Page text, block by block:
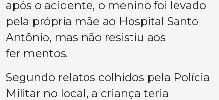
após o acidente, o menino foi levado
pela própria mãe ao Hospital Santo
Antônio, mas não resistiu aos
ferimentos.
Segundo relatos colhidos pela Polícia
Militar no local, a criança teria